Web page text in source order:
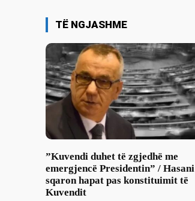
TË NGJASHME
​”Kuvendi duhet të zgjedhë me
emergjencë Presidentin” / Hasani
sqaron hapat pas konstituimit të
Kuvendit